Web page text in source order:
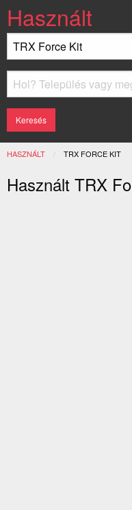
Használt
HASZNÁLT JELENLEGI:
TRX FORCE KIT
Használt TRX